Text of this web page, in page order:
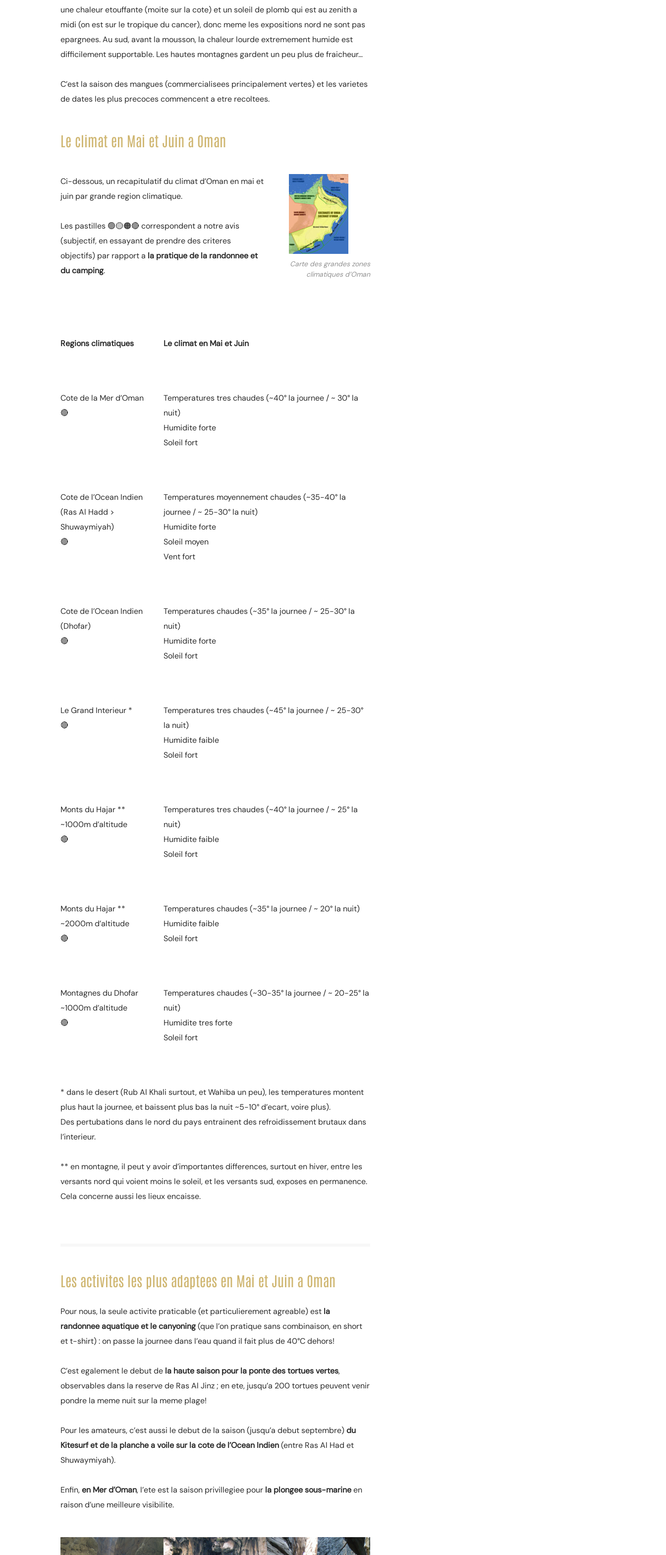
une chaleur etouffante (moite sur la cote) et un soleil de plomb qui est au zenith a
midi (on est sur le tropique du cancer), donc meme les expositions nord ne sont pas
epargnees. Au sud, avant la mousson, la chaleur lourde extremement humide est
difficilement supportable. Les hautes montagnes gardent un peu plus de fraicheur…
C’est la saison des mangues (commercialisees principalement vertes) et les varietes
de dates les plus precoces commencent a etre recoltees.
Le climat en Mai et Juin a Oman
Ci-dessous, un recapitulatif du climat d’Oman en mai et
juin par grande region climatique.
Les pastilles 🟢🟡🟠🔴 correspondent a notre avis
(subjectif, en essayant de prendre des criteres
objectifs) par rapport a la pratique de la randonnee et
du camping.
Carte des grandes zones
climatiques d’Oman
Regions climatiques Le climat en Mai et Juin
Cote de la Mer d’Oman
🔴
Temperatures tres chaudes (~40° la journee / ~ 30° la
nuit)
Humidite forte
Soleil fort
Cote de l’Ocean Indien
(Ras Al Hadd >
Shuwaymiyah)
🔴
Temperatures moyennement chaudes (~35-40° la
journee / ~ 25-30° la nuit)
Humidite forte
Soleil moyen
Vent fort
Cote de l’Ocean Indien
(Dhofar)
🔴
Temperatures chaudes (~35° la journee / ~ 25-30° la
nuit)
Humidite forte
Soleil fort
Le Grand Interieur *
🔴
Temperatures tres chaudes (~45° la journee / ~ 25-30°
la nuit)
Humidite faible
Soleil fort
Monts du Hajar **
~1000m d’altitude
🔴
Temperatures tres chaudes (~40° la journee / ~ 25° la
nuit)
Humidite faible
Soleil fort
Monts du Hajar **
~2000m d’altitude
🔴
Temperatures chaudes (~35° la journee / ~ 20° la nuit)
Humidite faible
Soleil fort
Montagnes du Dhofar
~1000m d’altitude
🔴
Temperatures chaudes (~30-35° la journee / ~ 20-25° la
nuit)
Humidite tres forte
Soleil fort
* dans le desert (Rub Al Khali surtout, et Wahiba un peu), les temperatures montent
plus haut la journee, et baissent plus bas la nuit ~5-10° d’ecart, voire plus).
Des pertubations dans le nord du pays entrainent des refroidissement brutaux dans
l’interieur.
** en montagne, il peut y avoir d’importantes differences, surtout en hiver, entre les
versants nord qui voient moins le soleil, et les versants sud, exposes en permanence.
Cela concerne aussi les lieux encaisse.
Les activites les plus adaptees en Mai et Juin a Oman
Pour nous, la seule activite praticable (et particulierement agreable) est la
randonnee aquatique et le canyoning(que l’on pratique sans combinaison, en short
et t-shirt) : on passe la journee dans l’eau quand il fait plus de 40°C dehors!
C’est egalement le debut de la haute saison pour la ponte des tortues vertes,
observables dans la reserve de Ras Al Jinz ; en ete, jusqu’a 200 tortues peuvent venir
pondre la meme nuit sur la meme plage!
Pour les amateurs, c’est aussi le debut de la saison (jusqu’a debut septembre)du
Kitesurf et de la planche a voile sur la cote de l’Ocean Indien(entre Ras Al Had et
Shuwaymiyah).
Enfin,en Mer d’Oman, l’ete est la saison privillegiee pour la plongee sous-marineen
raison d’une meilleure visibilite.